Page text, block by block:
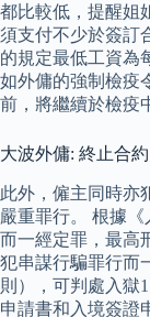
都比較低，提醒姐
須支付不少於簽訂
的規定最低工資為
如外傭的強制檢疫
前，將繼續於檢疫
大波外傭: 終止合約
此外，僱主同時亦
嚴重罪行。 根據
而一經定罪，最高
犯串謀行騙罪行而
則），可判處入獄
申請書和入境簽證